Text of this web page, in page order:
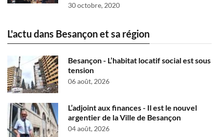
30 octobre, 2020
L'actu dans Besançon et sa région
Besançon - L’habitat locatif social est sous
tension
06 août, 2026
L’adjoint aux finances - Il est le nouvel
argentier de la Ville de Besançon
04 août, 2026